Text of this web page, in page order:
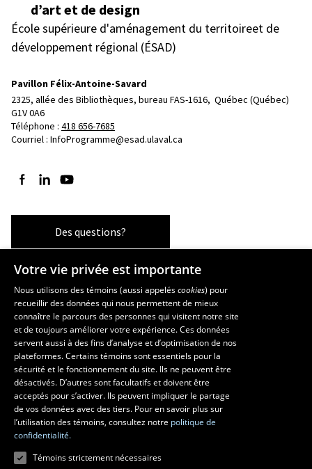
d’art et de design
École supérieure d'aménagement du territoireet de
développement régional (ÉSAD)
Pavillon Félix-Antoine-Savard
2325, allée des Bibliothèques, bureau FAS-1616, Québec (Québec)
G1V 0A6
Téléphone : 418 656-7685
Courriel : InfoProgramme@esad.ulaval.ca
Suivez-nous sur Facebook
Suivez-nous sur LinkedIn
Suivez-nous sur YouTube
Des questions?
Les écoles et la recherche
École supérieure d’aménagement du territoire et de développement
régional
École d’architecture
École d’art
École de design
Centre de recherche en aménagement et développement
Votre vie privée est importante
Nous utilisons des témoins (aussi appeléscookies) pour
recueillir des données qui nous permettent de mieux
connaître le parcours des personnes qui visitent notre site
et de toujours améliorer votre expérience. Ces données
servent aussi à des fins d’analyse et d’optimisation de nos
plateformes. Certains témoins sont essentiels pour la
sécurité et le fonctionnement du site. Ils ne peuvent être
désactivés. D’autres sont facultatifs et doivent être
acceptés pour s’activer. Ils peuvent impliquer le partage
de vos données avec des tiers. Pour en savoir plus sur
l’utilisation des témoins, consultez notre politique de
confidentialité.
Témoins strictement nécessaires